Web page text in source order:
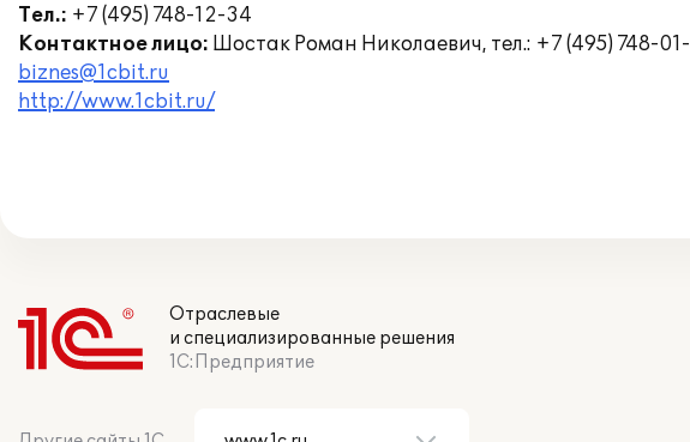
Тел.: +7 (495) 748-12-34
Контактное лицо: Шостак Роман Николаевич, тел.: +7 (495) 748-01-
biznes@1cbit.ru
http://www.1cbit.ru/
Отраслевые
и специализированные решения
1С:Предприятие